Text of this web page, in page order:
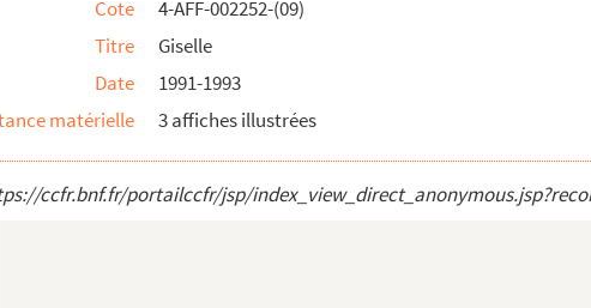
Cote
4-AFF-002252-(09)
Titre
Giselle
Date
1991-1993
matérielle
3 affiches illustrées
ccfr.bnf.fr/portailccfr/jsp/